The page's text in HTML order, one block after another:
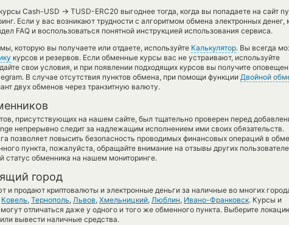
Cash-USD → TUSD-ERC20 выгоднее тогда, когда вы попадаете на сайт
Если у вас возникают трудности с алгоритмом обмена электронных денег,
FAQ и воспользоваться понятной инструкцией использования сервиса.
которую вы получаете или отдаете, используйте Калькулятор. Вы всегда
курсов и резервов. Если обменные курсы вас не устраивают, используйте
свои условия, и при появлении подходящих курсов вы получите
В случае отсутствия пунктов обмена, при помощи функции Двойной
двух обменов через транзитную валюту.
присутствующих на нашем сайте, был тщательно проверен перед
непрерывно следит за надлежащим исполнением ими своих обязательств.
позволяет повысить безопасность проводимых финансовых операций в
пункта, пожалуйста, обращайте внимание на отзывы других
статус обменника на нашем мониторинге.
город
и продают криптовалюты и электронные деньги за наличные во многих
Ковель, Тернополь, Львов, Хмельницкий, Люблин, Ивано-Франковск. Курсы и
отличаться даже у одного и того же обменного пункта. Выберите
вывести наличные средства.